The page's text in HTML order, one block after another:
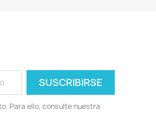
Para ello, consulte nuestra